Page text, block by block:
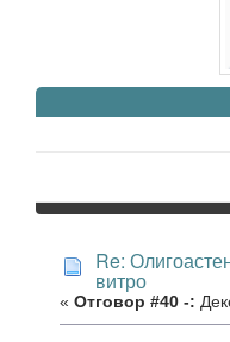
Re:
витро
« Отговор #40 -: